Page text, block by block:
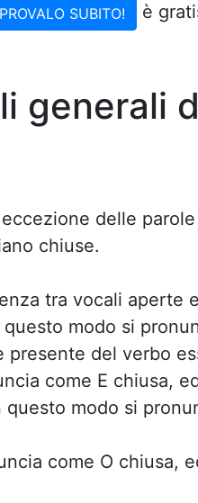
PROVALO SUBITO! è
generali
delle
chiuse.
tra vocali aperte
questo modo si
presente del verbo
come E chiusa,
questo modo si
come O chiusa,